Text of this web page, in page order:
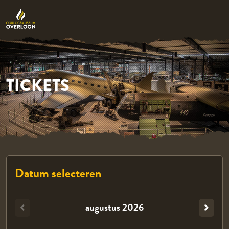
TICKETS
Datum selecteren
augustus2026